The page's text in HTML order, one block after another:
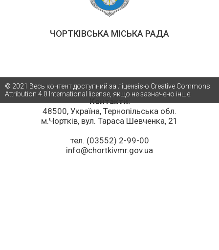
ЧОРТКІВСЬКА МІСЬКА РАДА
Контакти:
48500, Україна, Тернопільська обл.
м.Чортків, вул. Тараса Шевченка, 21
тел. (03552) 2-99-00
info@chortkivmr.gov.ua
© 2021 Весь контент доступний за ліцензією Creative Commons
Attribution 4.0 International license, якщо не зазначено інше.